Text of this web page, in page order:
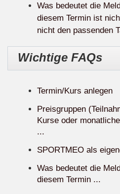
Was bedeutet die
diesem Termin ist
nicht den passenden
Wichtige FAQs
Termin/Kurs anlegen
Preisgruppen
Kurse oder
...
SPORTMEO als
Was bedeutet die
diesem Termin ...